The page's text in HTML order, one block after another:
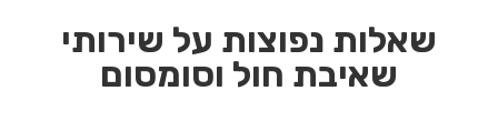
שאלות נפוצות על שירותי
שאיבת חול וסומסום